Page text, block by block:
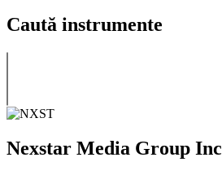
Caută instrumente
Nexstar Media Group Inc